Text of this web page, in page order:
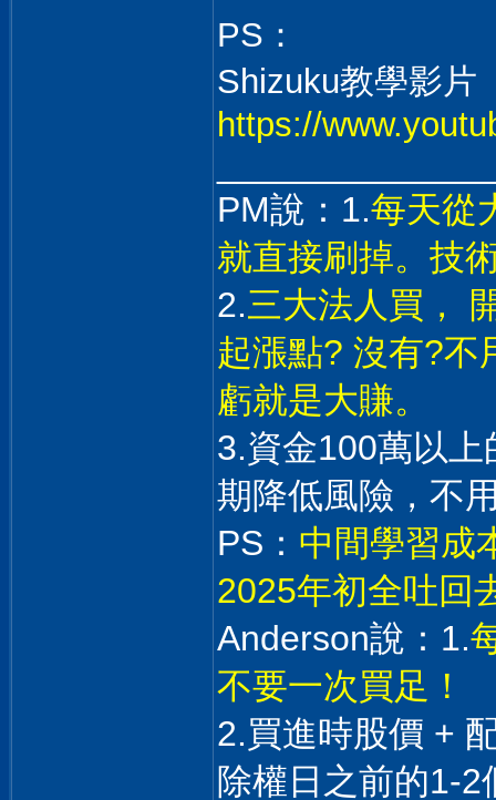
PS：
Shizuku教學影片
https://
PM說：1.每天從
就直接刷掉。技
2.三大法人買，
起漲點? 沒有?不
虧就是大賺。
3.資金100萬以
期降低風險，不
PS： 中間學習成
2025年初全吐回
Anderson說：1.
不要一次買足！
2.買進時股價 +
除權日之前的1-